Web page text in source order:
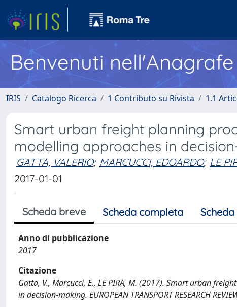
Benvenuti
IRIS Catalogo Ricerca 1 Contributo su Rivista 1.1
Smart urban freight planning
modelling approaches in
GATTA, VALERIO; MARCUCCI, EDOARDO; LE
2017-01-01
Scheda breve Scheda completa
Anno di pubblicazione
2017
Citazione
Gatta, V., Marcucci, E., LE PIRA, M. (2017). Smart urban
in decision-making. EUROPEAN TRANSPORT RESEARCH